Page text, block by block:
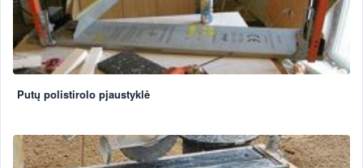
Putų polistirolo pjaustyklė